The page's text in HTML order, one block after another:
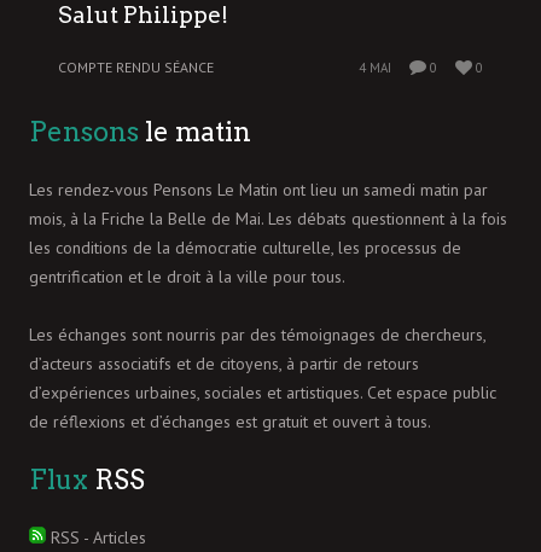
Salut Philippe!
COMPTE RENDU SÉANCE 4 MAI 0 0
Pensons le matin
Les rendez-vous Pensons Le Matin ont lieu un samedi matin par
mois, à la Friche la Belle de Mai. Les débats questionnent à la fois
les conditions de la démocratie culturelle, les processus de
gentrification et le droit à la ville pour tous.
Les échanges sont nourris par des témoignages de chercheurs,
d’acteurs associatifs et de citoyens, à partir de retours
d’expériences urbaines, sociales et artistiques. Cet espace public
de réflexions et d’échanges est gratuit et ouvert à tous.
Flux RSS
RSS - Articles